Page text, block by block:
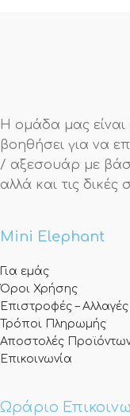
Η ομάδα μας
βοηθήσει για να
/ αξεσουάρ με
αλλά και τις δικές
Mini Elephant
Για εμάς
Όροι Χρήσης
Επιστροφές – Αλλαγές
Τρόποι Πληρωμής
Αποστολές
Επικοινωνία
Ωράριο